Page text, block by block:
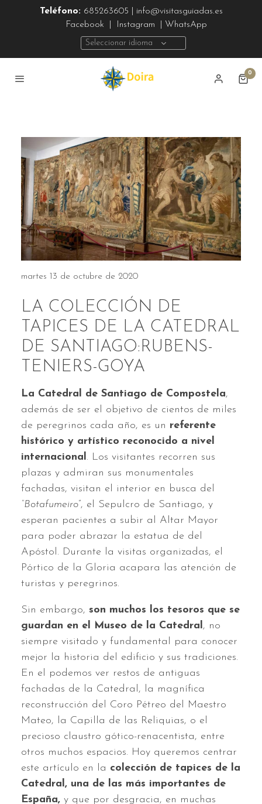
Teléfono: 685263605 | info@visitasguiadas.es
Facebook
Instagram | WhatsApp
Seleccionar idioma
0
martes 13 de octubre de 2020
LA COLECCIÓN DE
TAPICES DE LA CATEDRAL
DE SANTIAGO:RUBENS-
TENIERS-GOYA
La Catedral de Santiago de Compostela,
además de ser el objetivo de cientos de miles
de peregrinos cada año, es un referente
histórico y artístico reconocido a nivel
internacional . Los visitantes recorren sus
plazas y admiran sus monumentales
fachadas, visitan el interior en busca del
“Botafumeiro”, el Sepulcro de Santiago, y
esperan pacientes a subir al Altar Mayor
para poder abrazar la estatua de del
Apóstol. Durante la visitas organizadas, el
Pórtico de la Gloria acapara las atención de
turistas y peregrinos.
Sin embargo, son muchos los tesoros que se
guardan en el Museo de la Catedral , no
siempre visitado y fundamental para conocer
mejor la historia del edificio y sus tradiciones.
En el podemos ver restos de antiguas
fachadas de la Catedral, la magnífica
reconstrucción del Coro Pétreo del Maestro
Mateo, la Capilla de las Reliquias, o el
precioso claustro gótico-renacentista, entre
otros muchos espacios. Hoy queremos centrar
este artículo en la colección de tapices de la
Catedral, una de las más importantes de
España, y que por desgracia, en muchas